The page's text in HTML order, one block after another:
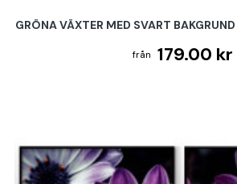
GRÖNA VÄXTER MED SVART
179.00 kr